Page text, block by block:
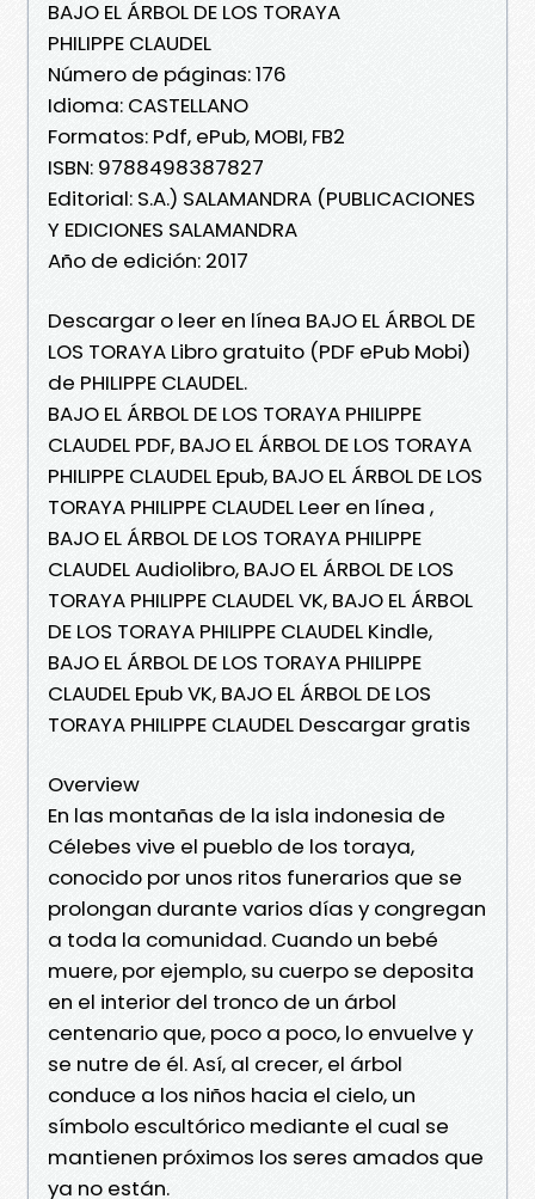
BAJO EL ÁRBOL DE LOS TORAYA
PHILIPPE CLAUDEL
Número de páginas: 176
Idioma: CASTELLANO
Formatos: Pdf, ePub, MOBI, FB2
ISBN: 9788498387827
Editorial: S.A.) SALAMANDRA (PUBLICACIONES
Y EDICIONES SALAMANDRA
Año de edición: 2017
Descargar o leer en línea BAJO EL ÁRBOL DE
LOS TORAYA Libro gratuito (PDF ePub Mobi)
de PHILIPPE CLAUDEL.
BAJO EL ÁRBOL DE LOS TORAYA PHILIPPE
CLAUDEL PDF, BAJO EL ÁRBOL DE LOS TORAYA
PHILIPPE CLAUDEL Epub, BAJO EL ÁRBOL DE LOS
TORAYA PHILIPPE CLAUDEL Leer en línea ,
BAJO EL ÁRBOL DE LOS TORAYA PHILIPPE
CLAUDEL Audiolibro, BAJO EL ÁRBOL DE LOS
TORAYA PHILIPPE CLAUDEL VK, BAJO EL ÁRBOL
DE LOS TORAYA PHILIPPE CLAUDEL Kindle,
BAJO EL ÁRBOL DE LOS TORAYA PHILIPPE
CLAUDEL Epub VK, BAJO EL ÁRBOL DE LOS
TORAYA PHILIPPE CLAUDEL Descargar gratis
Overview
En las montañas de la isla indonesia de
Célebes vive el pueblo de los toraya,
conocido por unos ritos funerarios que se
prolongan durante varios días y congregan
a toda la comunidad. Cuando un bebé
muere, por ejemplo, su cuerpo se deposita
en el interior del tronco de un árbol
centenario que, poco a poco, lo envuelve y
se nutre de él. Así, al crecer, el árbol
conduce a los niños hacia el cielo, un
símbolo escultórico mediante el cual se
mantienen próximos los seres amados que
ya no están.